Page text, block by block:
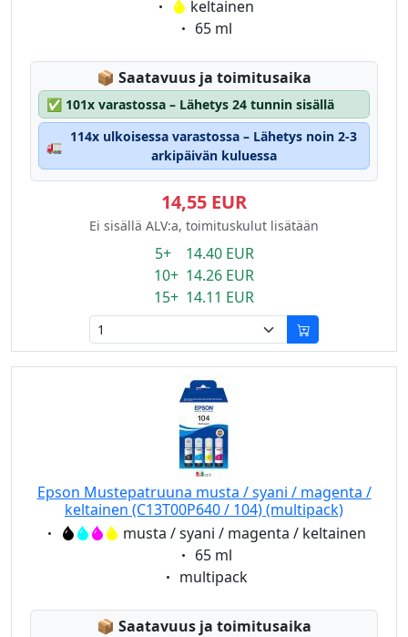
Eigenschaft:
keltainen
Eigenschaft:
65 ml
📦 Lagerstatus:
Saatavuus ja toimitusaika
✅ 101x varastossa – Lähetys 24 tunnin sisällä
🚛
114x ulkoisessa varastossa – Lähetys noin 2-3
arkipäivän kuluessa
14,55 EUR
Ei sisällä ALV:a, toimituskulut lisätään
5+ 14.40 EUR
10+ 14.26 EUR
15+ 14.11 EUR
Epson Mustepatruuna musta / syani / magenta /
keltainen (C13T00P640 / 104) (multipack)
Eigenschaft:musta / syani / magenta / keltainen
Eigenschaft:
65 ml
Eigenschaft:
multipack
📦 Lagerstatus:
Saatavuus ja toimitusaika